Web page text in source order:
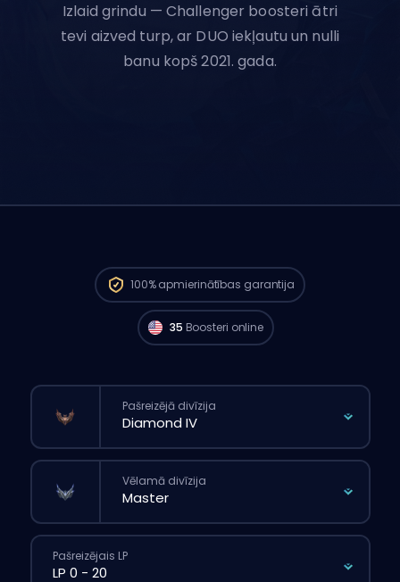
Izlaid grindu — Challenger boosteri ātri
tevi aizved turp, ar DUO iekļautu un nulli
banu kopš 2021. gada.
100%apmierinātības garantija
North America ir
gatavi sākt tavu pasūtījumu jau tagad. 🔥
35 Boosteri online
Pašreizējā divīzija
Vēlamā divīzija
Pašreizējais LP